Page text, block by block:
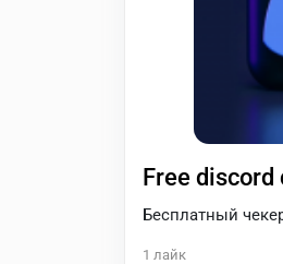
Free discord
Бесплатный
1 лайк